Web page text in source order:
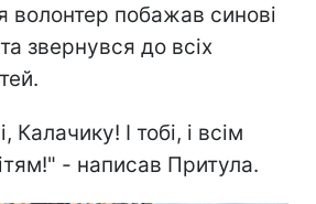
волонтер побажав синові
звернувся до всіх
Калачику! І тобі, і всім
- написав Притула.